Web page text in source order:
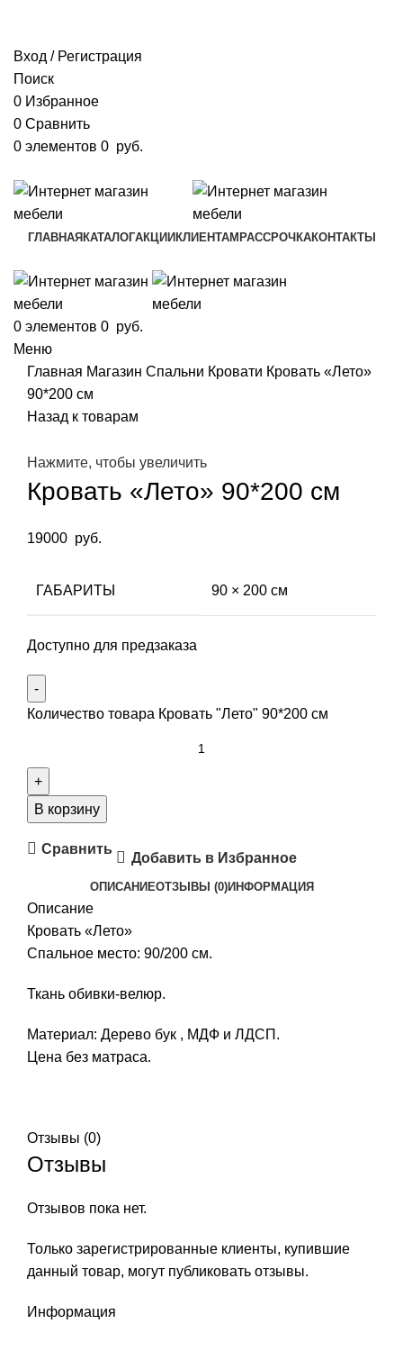
Вход / Регистрация
Поиск
0 Избранное
0 Сравнить
0 элементов 0 руб.
ГЛАВНАЯ КАТАЛОГАКЦИИ КЛИЕНТАМ РАССРОЧКАКОНТАКТЫ
0 элементов 0 руб.
Меню
Главная Магазин Спальни Кровати Кровать «Лето»
90*200 см
Назад к товарам
Нажмите, чтобы увеличить
Кровать «Лето» 90*200 см
19000 руб.
ГАБАРИТЫ 90 × 200 см
Доступно для предзаказа
Количество товара Кровать "Лето" 90*200 см
В корзину
Сравнить
Добавить в Избранное
ОПИСАНИЕОТЗЫВЫ (0)ИНФОРМАЦИЯ
Описание
Кровать «Лето»
Спальное место: 90/200 см.
Ткань обивки-велюр.
Материал: Дерево бук , МДФ и ЛДСП.
Цена без матраса.
Отзывы (0)
Отзывы
Отзывов пока нет.
Только зарегистрированные клиенты, купившие
данный товар, могут публиковать отзывы.
Информация